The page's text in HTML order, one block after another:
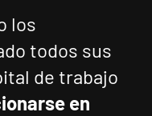
los
todos sus
de trabajo
en